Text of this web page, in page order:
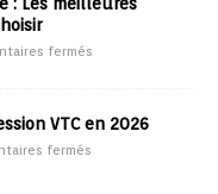
fermés
VTC en 2026
fermés